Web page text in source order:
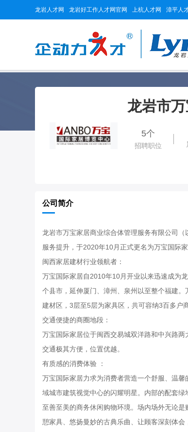
龙岩人才网 龙岩好工作人才网官网 上杭人才网 漳平人
龙岩市
5个
招聘职位
公司简介
龙岩市万宝家居商业综合体管理服务有限公司
服务提升，于2020年10月正式更名为万宝国际家
闽西家居建材行业领航者：
万宝国际家居自2010年10月开业以来迅速成为
个县市，延伸厦门、漳州、泉州以至整个福建
建材区，3层至5层为家具区，共可容纳3百多户
交通便捷的商圈地段：
万宝国际家居位于闽西交易城双洋路和中兴路
交通极其方便，位置优越。
有质感的消费体验 ：
万宝国际家居力求为消费者营造一个舒服、温
域城市建筑视觉中心的闪耀明星。内部的配套
至善至美的商务休闲购物环境。场内场外无论
憩家具、悠扬曼妙的古典乐曲、让顾客深刻体